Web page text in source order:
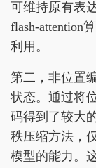
可维持原有表
flash-attention
利用。
第二，非位置
状态。通过将
码得到了较大
秩压缩方法，
模型的能力。